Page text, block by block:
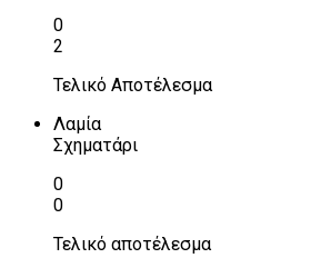
0
2
Τελικό Αποτέλεσμα
Λαμία
Σχηματάρι
0
0
Τελικό αποτέλεσμα